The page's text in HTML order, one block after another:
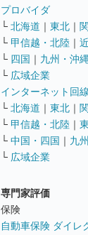
プロバイダ
└ 北海道 ｜ 東北 ｜
└ 甲信越・北陸 ｜
└ 四国 ｜ 九州・沖縄
└ 広域企業
インターネット回線
└ 北海道 ｜ 東北 ｜
└ 甲信越・北陸 ｜
└ 中国・四国 ｜ 九
└ 広域企業
専門家評価
保険
自動車保険 ダイレ